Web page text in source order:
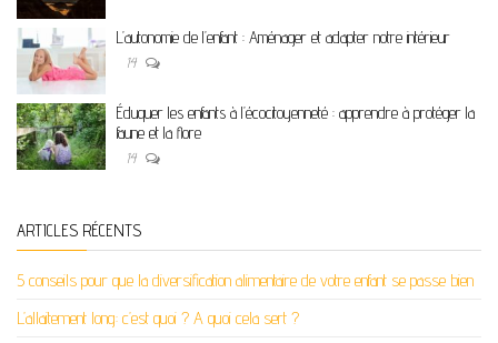
L’autonomie de l’enfant : Aménager et adapter notre intérieur
14
Éduquer les enfants à l’écocitoyenneté : apprendre à protéger la
faune et la flore
14
ARTICLES RÉCENTS
5 conseils pour que la diversification alimentaire de votre enfant se passe bien
L’allaitement long: c’est quoi ? A quoi cela sert ?